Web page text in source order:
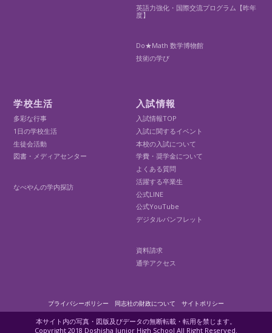
英語力強化・国際交流プログラム【昨年
度】
Do★Math 数学博物館
技術の学び
学校生活
多彩な行事
1日の学校生活
生徒会活動
図書・メディアセンター
なべやんの学内探訪
入試情報
入試情報TOP
入試に関するイベント
本校の入試について
学費・奨学金について
よくある質問
活躍する卒業生
公式LINE
公式YouTube
デジタルパンフレット
資料請求
通学アクセス
プライバシーポリシー 同志社の財政について サイトポリシー
本サイト内の写真・図版及びデータの無断転載・転用を禁じます。
Copyright 2018 Doshisha Junior High School All Right Reserved.